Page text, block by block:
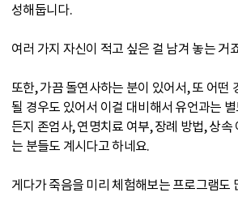
성해둡니다.
여러 가지 자신이 적고 싶은 걸 남겨 놓는 거
또한, 가끔 돌연사하는 분이 있어서, 또 어떤
될 경우도 있어서 이걸 대비해서 유언과는
든지 존엄사, 연명치료 여부, 장례 방법, 상속
는 분들도 계시다고 하네요.
게다가 죽음을 미리 체험해보는 프로그램도